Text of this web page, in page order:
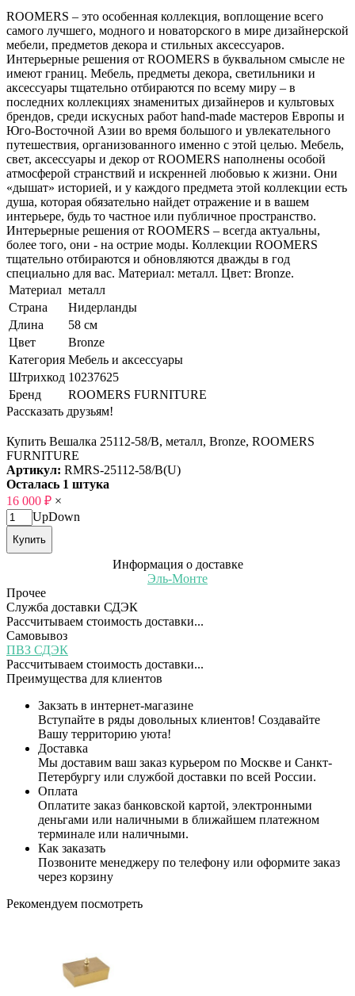
ROOMERS – это особенная коллекция, воплощение всего
самого лучшего, модного и новаторского в мире дизайнерской
мебели, предметов декора и стильных аксессуаров.
Интерьерные решения от ROOMERS в буквальном смысле не
имеют границ. Мебель, предметы декора, светильники и
аксессуары тщательно отбираются по всему миру – в
последних коллекциях знаменитых дизайнеров и культовых
брендов, среди искусных работ hand-made мастеров Европы и
Юго-Восточной Азии во время большого и увлекательного
путешествия, организованного именно с этой целью. Мебель,
свет, аксессуары и декор от ROOMERS наполнены особой
атмосферой странствий и искренней любовью к жизни. Они
«дышат» историей, и у каждого предмета этой коллекции есть
душа, которая обязательно найдет отражение и в вашем
интерьере, будь то частное или публичное пространство.
Интерьерные решения от ROOMERS – всегда актуальны,
более того, они - на острие моды. Коллекции ROOMERS
тщательно отбираются и обновляются дважды в год
специально для вас. Материал: металл. Цвет: Bronze.
Материал металл
Страна
Нидерланды
Длина
58 см
Цвет
Bronze
Категория Мебель и аксессуары
Штрихкод 10237625
Бренд
ROOMERS FURNITURE
Рассказать друзьям!
Купить Вешалка 25112-58/B, металл, Bronze, ROOMERS
FURNITURE
Артикул: RMRS-25112-58/B(U)
Осталась 1 штука
16 000 ₽ ×
UpDown
Купить
Информация о доставке
Эль-Монте
Прочее
Служба доставки СДЭК
Рассчитываем стоимость доставки...
Самовывоз
ПВЗ СДЭК
Рассчитываем стоимость доставки...
Преимущества для клиентов
Закзать в интернет-магазине
Вступайте в ряды довольных клиентов! Создавайте
Вашу территорию уюта!
Доставка
Мы доставим ваш заказ курьером по Москве и Санкт-
Петербургу или службой доставки по всей России.
Оплата
Оплатите заказ банковской картой, электронными
деньгами или наличными в ближайшем платежном
терминале или наличными.
Как заказать
Позвоните менеджеру по телефону или оформите заказ
через корзину
Рекомендуем посмотреть